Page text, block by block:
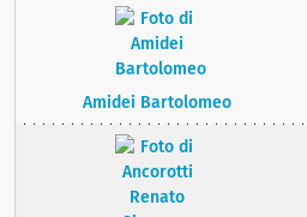
Amidei Bartolomeo